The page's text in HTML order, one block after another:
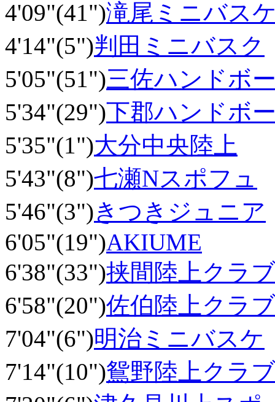
4'09"(41")滝尾ミニバス
4'14"(5")判田ミニバスク
5'05"(51")三佐ハンドボ
5'34"(29")下郡ハンドボ
5'35"(1")大分中央陸上
5'43"(8")七瀬Nスポフュ
5'46"(3")きつきジュニア
6'05"(19")AKIUME
6'38"(33")挟間陸上クラブ
6'58"(20")佐伯陸上クラブ
7'04"(6")明治ミニバスケ
7'14"(10")鴛野陸上クラブ